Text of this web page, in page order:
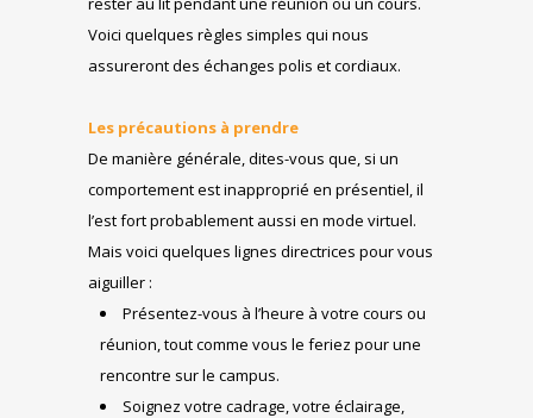
Voici quelques règles simples qui nous
assureront des échanges polis et cordiaux.
Les précautions à prendre
De manière générale, dites-vous que, si un
comportement est inapproprié en présentiel, il
l’est fort probablement aussi en mode virtuel.
Mais voici quelques lignes directrices pour vous
aiguiller :
Présentez-vous à l’heure à votre cours ou
réunion, tout comme vous le feriez pour une
rencontre sur le campus.
Soignez votre cadrage, votre éclairage,